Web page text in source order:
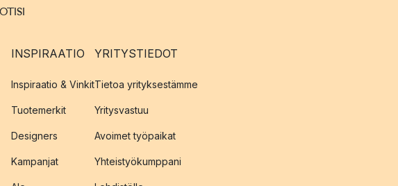
INSPIRAATIO
Inspiraatio & Vinkit
Tuotemerkit
Designers
Kampanjat
YRITYSTIEDOT
Tietoa yrityksestämme
Yritysvastuu
Avoimet työpaikat
Yhteistyökumppani